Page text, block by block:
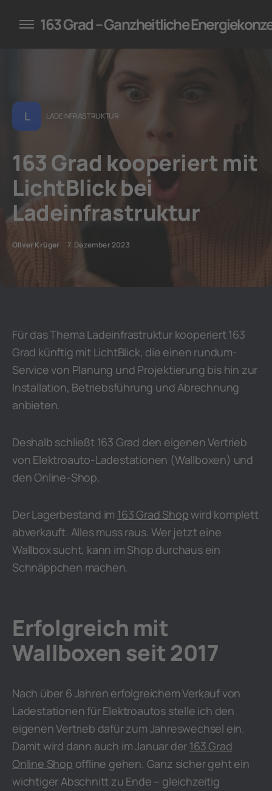
für Unternehmen
163 Grad – Ganzheitliche
L LADEINFRASTRUKTUR
163 Grad kooperiert mit
LichtBlick bei
Ladeinfrastruktur
Oliver Krüger 7. Dezember 2023
Für das Thema Ladeinfrastruktur kooperiert 163
Grad künftig mit LichtBlick, die einen rundum-
Service von Planung und Projektierung bis hin zur
Installation, Betriebsführung und Abrechnung
anbieten.
Deshalb schließt 163 Grad den eigenen Vertrieb
von Elektroauto-Ladestationen (Wallboxen) und
den Online-Shop.
Der Lagerbestand im 163 Grad Shopwird komplett
abverkauft. Alles muss raus. Wer jetzt eine
Wallbox sucht, kann im Shop durchaus ein
Schnäppchen machen.
Erfolgreich mit
Wallboxen seit 2017
Nach über 6 Jahren erfolgreichem Verkauf von
Ladestationen für Elektroautos stelle ich den
eigenen Vertrieb dafür zum Jahreswechsel ein.
Damit wird dann auch im Januar der 163 Grad
Online Shop offline gehen. Ganz sicher geht ein
wichtiger Abschnitt zu Ende – gleichzeitig